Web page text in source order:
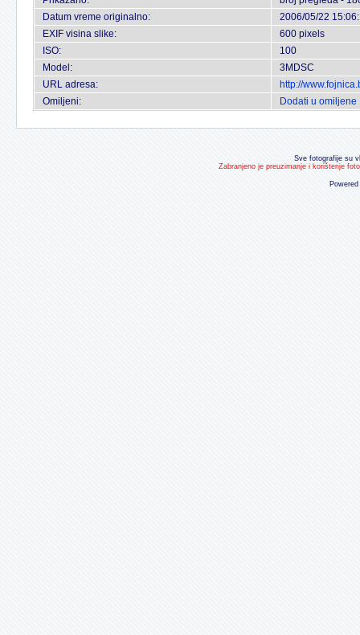
Datum vreme originalno:
2006/05/22
EXIF visina slike:
600 pixels
ISO:
100
Model:
3MDSC
URL adresa:
http://
Omiljeni:
Dodati u omiljene
Sve fotografije su
Zabranjeno je preuzimanje i korištenje